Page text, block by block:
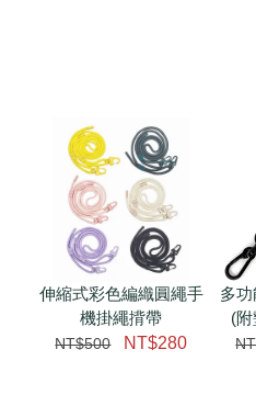
瀏覽
伸縮式彩色編織圓繩手
機掛繩揹帶
NT$500 NT$280
多
(